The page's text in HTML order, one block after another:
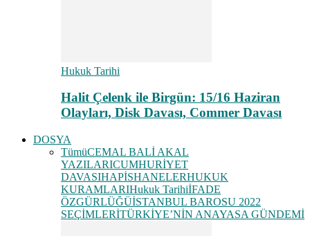
Hukuk Tarihi
Halit Çelenk ile Birgün: 15/16 Haziran
Olayları, Disk Davası, Commer Davası
DOSYA
TümüCEMAL BALİ AKAL
YAZILARICUMHURİYET
DAVASIHAPİSHANELERHUKUK
KURAMLARIHukuk TarihiİFADE
ÖZGÜRLÜĞÜİSTANBUL BAROSU 2022
SEÇİMLERİTÜRKİYE’NİN ANAYASA GÜNDEMİ